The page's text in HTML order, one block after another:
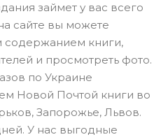
займет у вас всего
сайте вы можете
содержанием книги,
и просмотреть фото.
по Украине
Новой Почтой книги во
Запорожье, Львов.
У нас выгодные